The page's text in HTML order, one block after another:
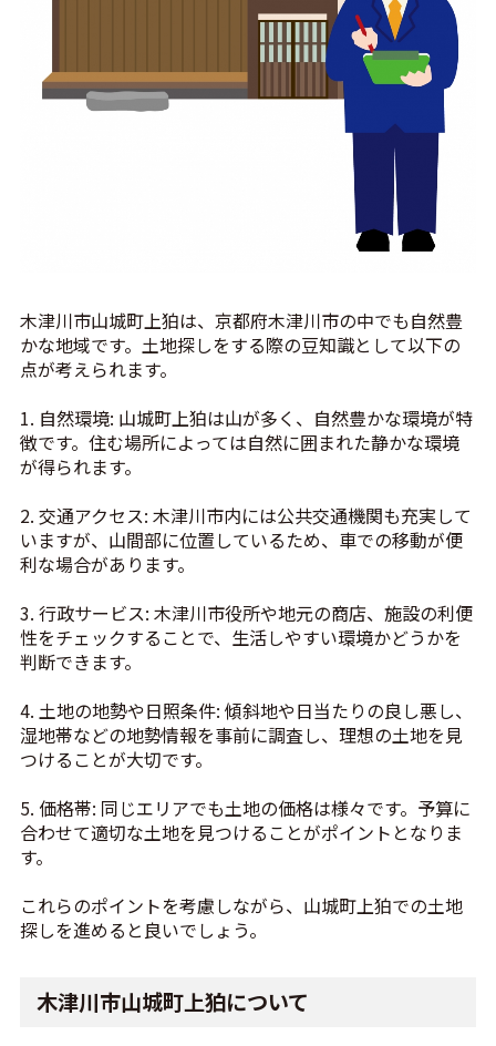
木津川市山城町上狛は、京都府木津川市の中でも自然豊
かな地域です。土地探しをする際の豆知識として以下の
点が考えられます。
1. 自然環境: 山城町上狛は山が多く、自然豊かな環境が特
徴です。住む場所によっては自然に囲まれた静かな環境
が得られます。
2. 交通アクセス: 木津川市内には公共交通機関も充実して
いますが、山間部に位置しているため、車での移動が便
利な場合があります。
3. 行政サービス: 木津川市役所や地元の商店、施設の利便
性をチェックすることで、生活しやすい環境かどうかを
判断できます。
4. 土地の地勢や日照条件: 傾斜地や日当たりの良し悪し、
湿地帯などの地勢情報を事前に調査し、理想の土地を見
つけることが大切です。
5. 価格帯: 同じエリアでも土地の価格は様々です。予算に
合わせて適切な土地を見つけることがポイントとなりま
す。
これらのポイントを考慮しながら、山城町上狛での土地
探しを進めると良いでしょう。
木津川市山城町上狛について